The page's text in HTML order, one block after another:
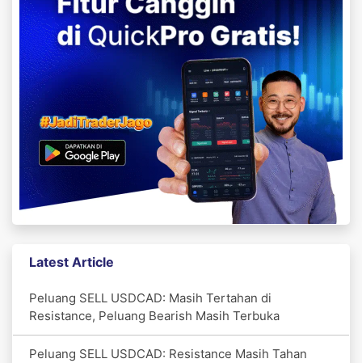
Latest Article
Peluang SELL USDCAD: Masih Tertahan di
Resistance, Peluang Bearish Masih Terbuka
Peluang SELL USDCAD: Resistance Masih Tahan